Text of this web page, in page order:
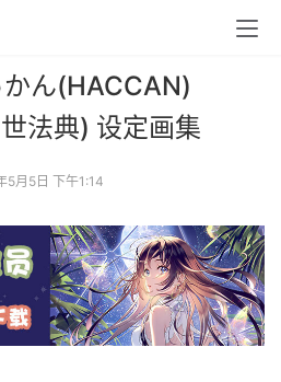
ん(HACCAN)
法典) 设定画集
5月5日 下午1:14